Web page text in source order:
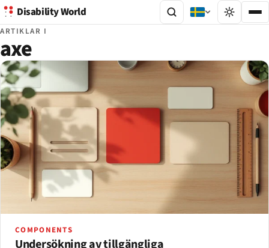
Disability World
ARTIKLAR I
axe
COMPONENTS
Undersökning av tillgängliga